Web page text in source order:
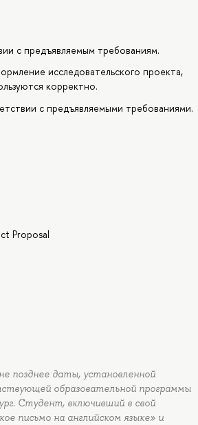
с предъявляемым требованиям.
исследовательского проекта,
корректно.
с предъявляемыми требованиями.
Proposal
позднее даты, установленной
образовательной программы
Студент, включивший в свой
письмо на английском языке» и